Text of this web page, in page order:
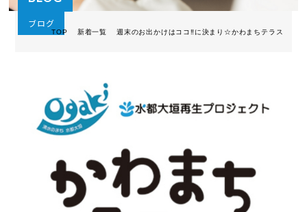
ブログ
TOP 新着一覧 週末のお出かけはココ‼に決まり☆かわまちテラス